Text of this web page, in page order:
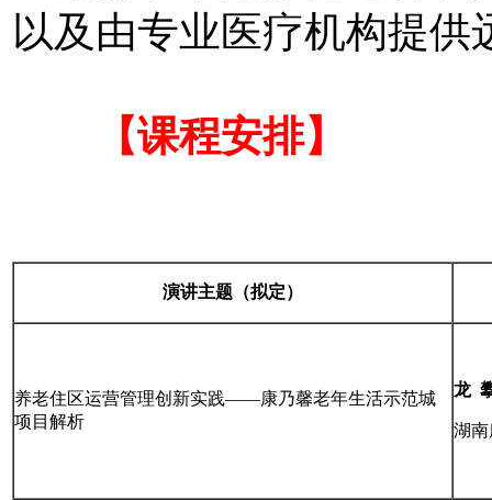
以及由专业医疗机构提供
【课程安排】
演讲主题（拟定）
养老住区运营管理创新实践——康乃馨老年生活示范城
项目解析
龙
湖